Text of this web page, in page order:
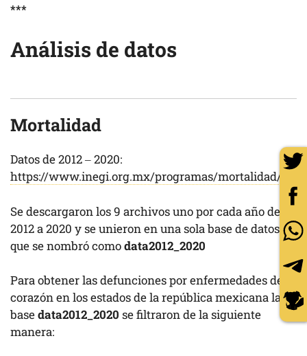
***
Análisis de datos
Mortalidad
Datos de 2012 – 2020:
https://www.inegi.org.mx/programas/mortalidad/
Se descargaron los 9 archivos uno por cada año del
2012 a 2020 y se unieron en una sola base de datos
que se nombró comodata2012_2020
Para obtener las defunciones por enfermedades del
corazón en los estados de la república mexicana la
basedata2012_2020 se filtraron de la siguiente
manera: